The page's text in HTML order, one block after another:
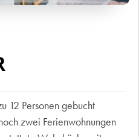
12 Personen gebucht
zwei Ferienwohnungen